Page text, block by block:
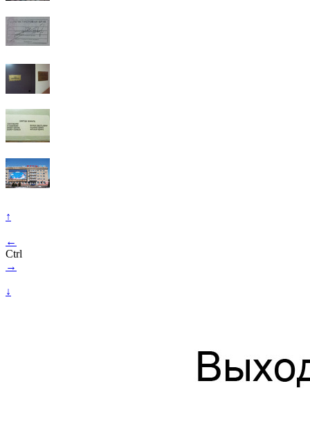
↑
←
Ctrl
→
↓